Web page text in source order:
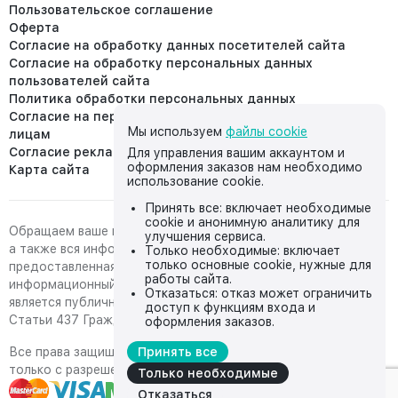
Пользовательское соглашение
Оферта
Согласие на обработку данных посетителей сайта
Согласие на обработку персональных данных
пользователей сайта
Политика обработки персональных данных
Согласие на передачу персональных данных третьим
лицам
Согласие реклама
Карта сайта
Обращаем ваше внимание на то, что данный интернет-сайт,
а также вся информация о товарах и ценах,
предоставленная на нём, носит исключительно
информационный характер и ни при каких условиях не
является публичной офертой, определяемой положениями
Статьи 437 Гражданского кодекса Российской Федерации.
Все права защищены, любое копирование с сайта возможно
только с разрешения владельца сайта
Мы используем файлы cookie
Для управления вашим аккаунтом и
оформления заказов нам необходимо
использование cookie.
Принять все: включает необходимые
cookie и анонимную аналитику для
улучшения сервиса.
Только необходимые: включает
только основные cookie, нужные для
работы сайта.
Отказаться: отказ может ограничить
доступ к функциям входа и
оформления заказов.
Принять все
Только необходимые
Отказаться